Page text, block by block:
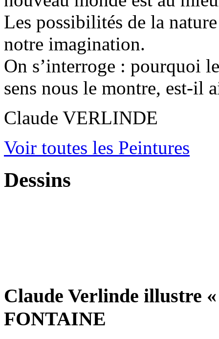
Les possibilités de la
notre imagination.
On s’interroge : pourquoi
sens nous le montre, est-il
Claude VERLINDE
Voir toutes les Peintures
Dessins
Claude Verlinde illustre
FONTAINE